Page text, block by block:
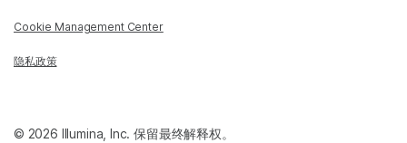
Cookie Management Center
隐私政策
© 2026 Illumina, Inc. 保留最终解释权。